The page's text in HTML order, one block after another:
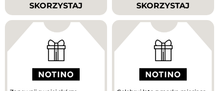
SKORZYSTAJ SKORZYSTAJ